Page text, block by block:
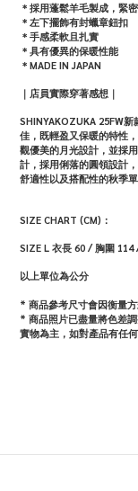
＊ 採用蓬鬆羊毛製成，緊
＊ 左下擺飾有封蠟章鈕扣
＊手感柔軟且扎實
＊具有優異的保暖性能
＊MADE IN JAPAN
｜店員實際穿著感想｜
SHINYAKOZUKA 25FW
佳，既輕盈又保暖的特性
觀優美的月光設計，並採
計，採用俐落的圓領設計
舒適性以及搭配性的秋季單
SIZE CHART (CM)：
SIZE L 衣長 60 / 胸圍
以上單位為公分
* 商品參考尺寸會因衡量方
* 商品照片已盡量將色差
實物為主，如對產品有任